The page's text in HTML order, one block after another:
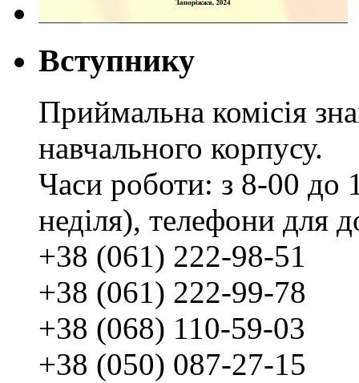
Вступнику
Приймальна комісія
навчального корпусу.
Часи роботи: з 8-00 до
неділя), телефони для
+38 (061) 222-98-51
+38 (061) 222-99-78
+38 (068) 110-59-03
+38 (050) 087-27-15